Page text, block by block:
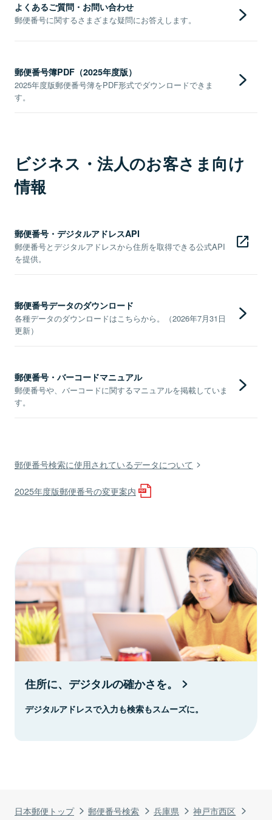
日本郵便トップ 郵便番号検索 兵庫県
神戸市西区
よくあるご質問・お問い合わせ
郵便番号に関するさまざまな疑問にお答えします。
郵便番号簿PDF（2025年度版）
2025年度版郵便番号簿をPDF形式でダウンロードできま
す。
ビジネス・法人のお客さま向け
情報
郵便番号・デジタルアドレスAPI
郵便番号とデジタルアドレスから住所を取得できる公式API
を提供。
郵便番号データのダウンロード
各種データのダウンロードはこちらから。（2026年7月31日
更新）
郵便番号・バーコードマニュアル
郵便番号や、バーコードに関するマニュアルを掲載していま
す。
郵便番号検索に使用されているデータについて
2025年度版郵便番号の変更案内
住所に、デジタルの確かさを。
デジタルアドレスで入力も検索もスムーズに。